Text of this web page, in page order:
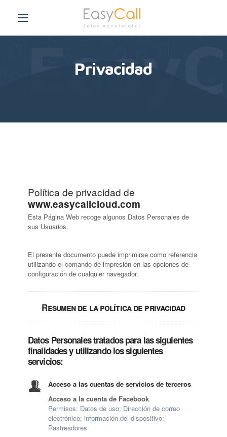
Privacidad
Política de privacidad de
www.easycallcloud.com
Esta Página Web recoge algunos Datos Personales de
sus Usuarios.
El presente documento puede imprimirse como referencia
utilizando el comando de impresión en las opciones de
configuración de cualquier navegador.
Resumen de la política de privacidad
Datos Personales tratados para las siguientes
finalidades y utilizando los siguientes
servicios:
Acceso a las cuentas de servicios de terceros
Acceso a la cuenta de Facebook
Permisos: Datos de uso; Dirección de correo
electrónico; información del dispositivo;
Rastreadores